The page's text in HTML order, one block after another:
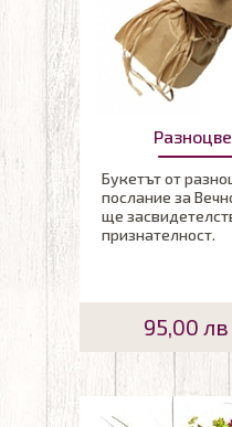
Букетът от
послание за
ще
признателност.
95,00 лв